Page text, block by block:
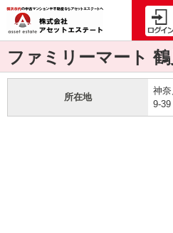
ファミリーマート
所在地
神
9-39